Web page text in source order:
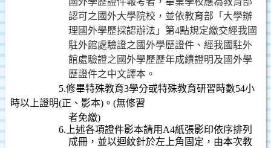
認可之國外大學院校，並依教育部「大學辦
理國外學歷採認辦法」第4點規定繳交經我國
駐外館處驗證之國外學歷證件、經我國駐外
館處驗證之國外學歷歷年成績證明及國外學
歷證件之中文譯本。
5.修畢特殊教育3學分或特殊教育研習時數54小
時以上證明(正、影本) 。 (無修習
者免繳)
6. 上述各項證件影本請用 A4紙張影印依序排列
成冊，並以迴紋針於左上角固定，由本次教